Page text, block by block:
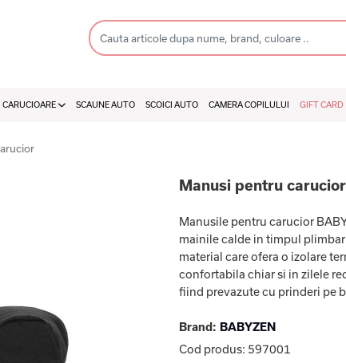
CARUCIOARE SCAUNE AUTO SCOICI AUTO CAMERA COPILULUI GIFT CARD
Manusi pentru
Manusile pentru carucior
mainile calde in timpul
material care ofera o izolare
confortabila chiar si in zilele
fiind prevazute cu prinderi pe
Brand: BABYZEN
Cod produs: 597001